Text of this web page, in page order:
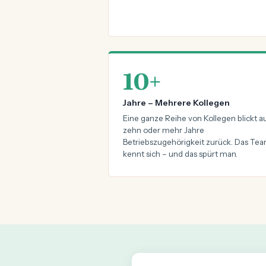
10+
Jahre – Mehrere Kollegen
Eine ganze Reihe von Kollegen blickt
zehn oder mehr Jahre
Betriebszugehörigkeit zurück. Das
kennt sich – und das spürt man.